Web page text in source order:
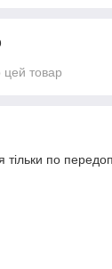
цей товар
тільки по